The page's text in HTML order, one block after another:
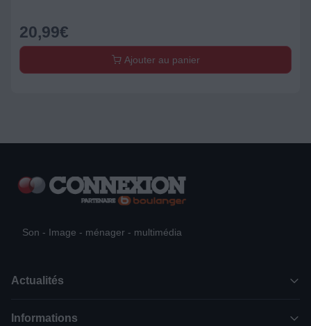
20,99€
Ajouter au panier
Son - Image - ménager - multimédia
Actualités
Informations